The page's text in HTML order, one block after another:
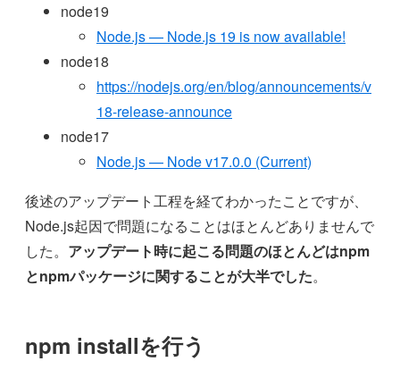
node19
Node.js — Node.js 19 is now available!
node18
https://nodejs.org/en/blog/announcements/v
18-release-announce
node17
Node.js — Node v17.0.0 (Current)
後述のアップデート工程を経てわかったことですが、
Node.js起因で問題になることはほとんどありませんで
した。 アップデート時に起こる問題のほとんどはnpm
とnpmパッケージに関することが大半でした。
npm installを行う